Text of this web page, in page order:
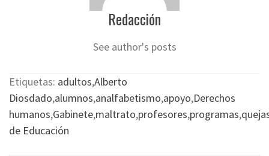
Redacción
See author's posts
Etiquetas: adultos,Alberto
Diosdado,alumnos,analfabetismo,apoyo,Derechos
humanos,Gabinete,maltrato,profesores,programas,
de Educación